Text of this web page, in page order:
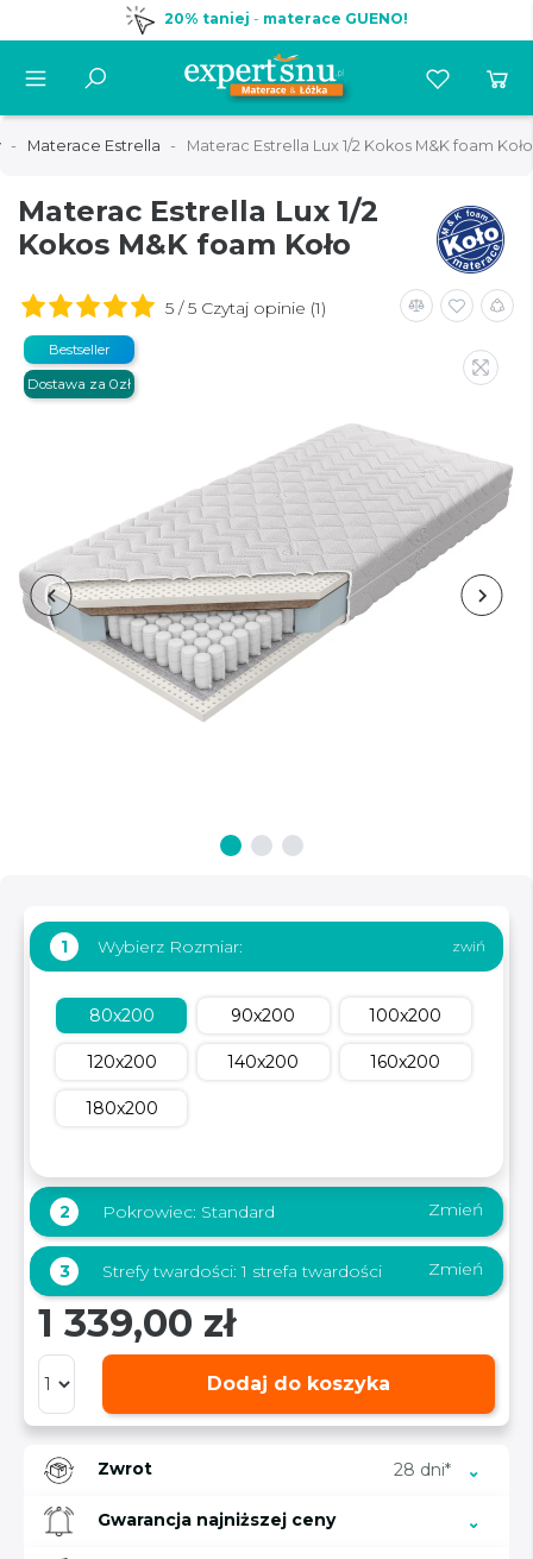
20% taniej - materace GUENO!
Materace Estrella Materac Estrella Lux 1/2 Kokos M&K foam Koło
Materac Estrella Lux 1/2
Kokos M&K foam Koło
5 / 5 Czytaj opinie (1)
Bestseller
Dostawa za 0zł
1 Wybierz Rozmiar:
80x200 90x200 100x200
120x200 140x200 160x200
180x200
2 Pokrowiec: Standard Zmień
3 Strefy twardości:1 strefa twardości Zmień
1 339,00 zł
Dodaj do koszyka
Zwrot 28 dni*
Gwarancja najniższej ceny